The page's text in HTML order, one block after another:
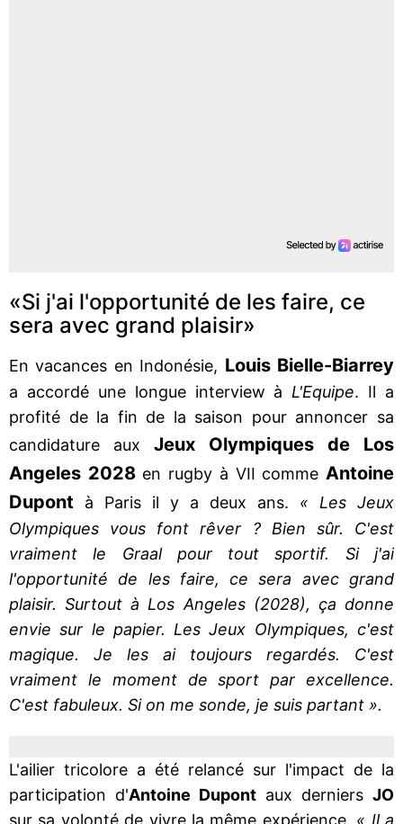
«Si j'ai l'opportunité de les faire, ce
sera avec grand plaisir»
En vacances en Indonésie, Louis Bielle-Biarrey
a accordé une longue interview à L'Equipe. Il a
profité de la fin de la saison pour annoncer sa
candidature aux
Jeux Olympiques de Los
Angeles 2028 en rugby à VII comme Antoine
Dupont
à Paris il y a deux ans. « Les Jeux
Olympiques vous font rêver ? Bien sûr. C'est
vraiment le Graal pour tout sportif. Si j'ai
l'opportunité de les faire, ce sera avec grand
plaisir. Surtout à Los Angeles (2028), ça donne
envie sur le papier. Les Jeux Olympiques, c'est
magique. Je les ai toujours regardés. C'est
vraiment le moment de sport par excellence.
C'est fabuleux. Si on me sonde, je suis partant ».
L'ailier tricolore a été relancé sur l'impact de la
participation d'Antoine Dupont aux derniers JO
sur sa volonté de vivre la même expérience. « Il a